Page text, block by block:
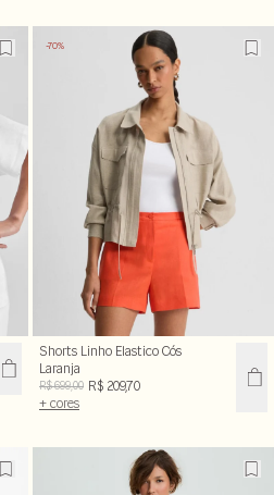
-70%
Shorts Linho Elastico Cós
Laranja
R$ 699,00 R$ 209,70
+ cores